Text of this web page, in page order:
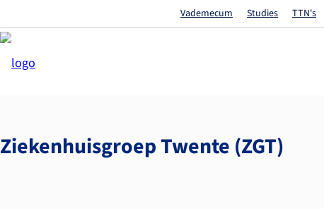
Vademecum Studies TTN's
Ziekenhuisgroep Twente (ZGT)